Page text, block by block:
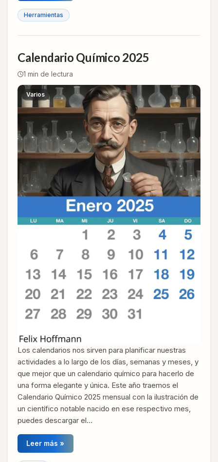
Herramientas
Calendario Químico 2025
1 min de lectura
Varios
Los calendarios nos sirven para planificar nuestras
actividades a lo largo de los días, semanas y meses, y
que mejor que un calendario químico para hacerlo de
una forma elegante y única. Este año traemos el
Calendario Químico 2025 mensual con la ilustración de
un científico notable nacido en ese respectivo mes,
puedes descargar el…
Leer más »